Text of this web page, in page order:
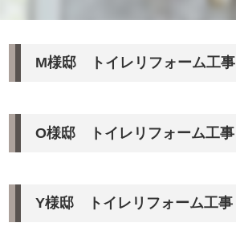
M様邸 トイレリフォーム工事
O様邸 トイレリフォーム工事
Y様邸 トイレリフォーム工事